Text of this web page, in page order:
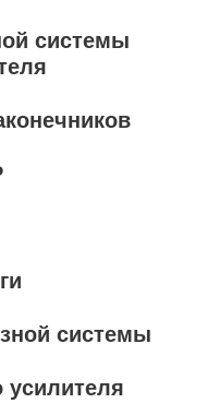
системы
системы
усилителя